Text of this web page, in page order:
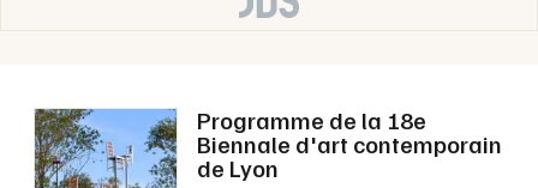
Programme de la 18e
Biennale d'art contemporain
de Lyon